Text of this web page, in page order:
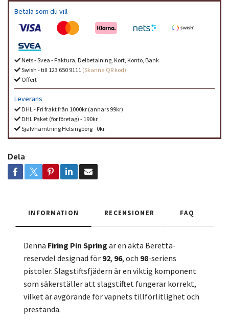
Betala som du vill
Nets - Svea - Faktura, Delbetalning, Kort, Konto, Bank
Swish - till 123 650 9111 (Skanna QR kod)
Offert
Leverans
DHL - Fri frakt från 1000kr (annars 99kr)
DHL Paket (för företag) - 190kr
Självhämtning Helsingborg - 0kr
Dela
INFORMATION RECENSIONER FAQ
Denna Firing Pin Spring är en äkta Beretta-
reservdel designad för 92, 96, och 98-seriens
pistoler. Slagstiftsfjädern är en viktig komponent
som säkerställer att slagstiftet fungerar korrekt,
vilket är avgörande för vapnets tillförlitlighet och
prestanda.